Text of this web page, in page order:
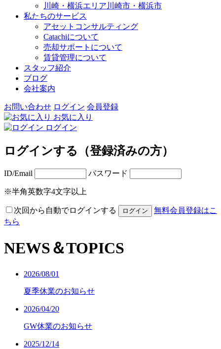
川崎・横浜エリア 川崎市・横浜市
私たちのサービス
アセットコンサルティング
Catachiについて
売却サポートについて
賃貸管理について
スタッフ紹介
ブログ
会社案内
お問い合わせ ログイン 会員登録
お気に入り
ログイン
ログインする（登録済みの方）
ID/Email パスワード
※半角英数字4文字以上
次回から自動でログインする
無料会員登録はこ
ちら
NEWS＆TOPICS
2026/08/01
夏季休業のお知らせ
2026/04/20
GW休業のお知らせ
2025/12/14